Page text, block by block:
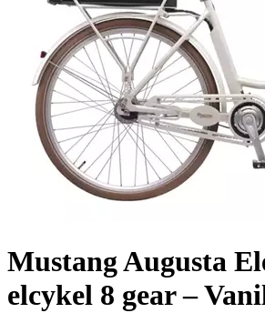
Mustang Augusta
elcykel 8 gear –